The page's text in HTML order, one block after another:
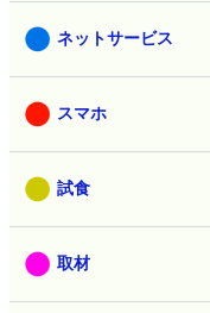
ネットサービス
スマホ
試食
取材